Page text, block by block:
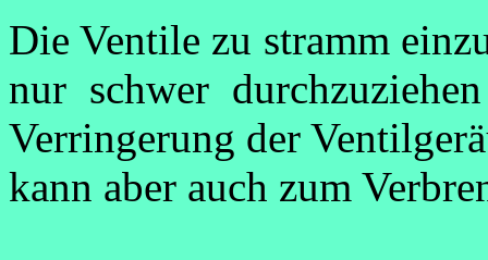
Die Ventile zu stramm
nur schwer
Verringerung der
kann aber auch zum